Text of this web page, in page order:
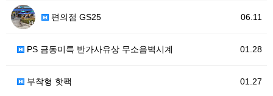
06.11
편의점 GS25
01.28
PS 금동미륵 반가사유상 무소음벽시계
01.27
부착형 핫팩